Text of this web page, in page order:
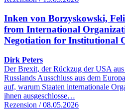
Inken von Borzyskowski,
from International
Negotiation for Institutional
Dirk Peters
Der Brexit, der Rückzug der USA
Russlands Ausschluss aus dem
auf, warum Staaten internationale
ihnen ausgeschlosse…
Rezension / 08.05.2026